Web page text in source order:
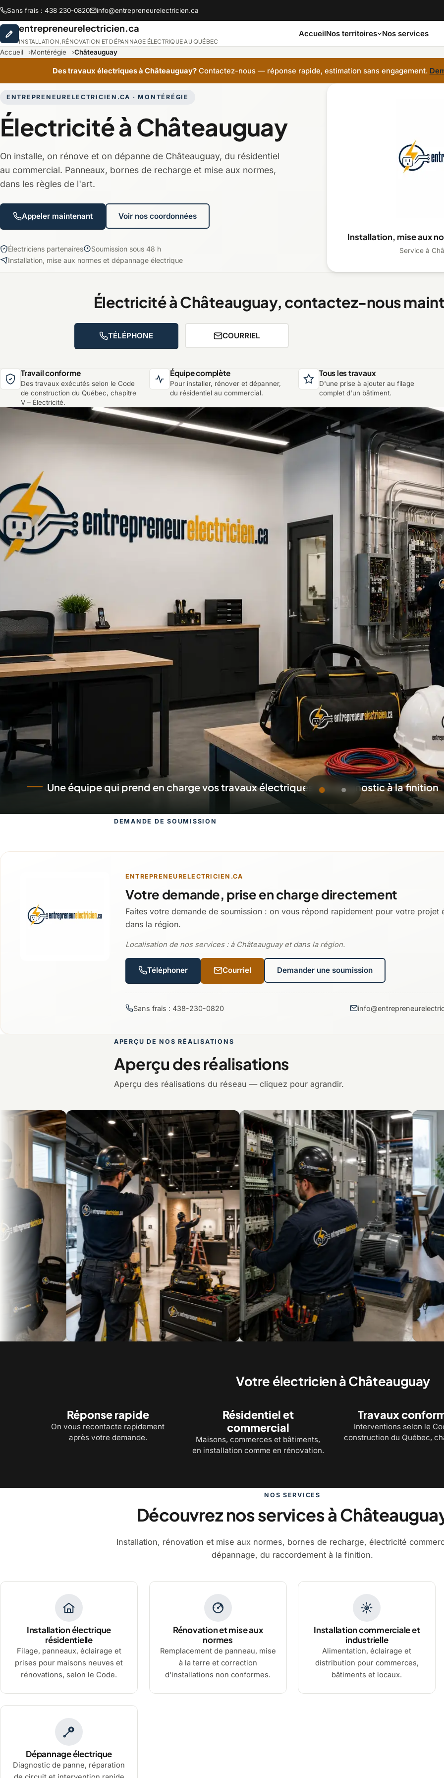
Sans frais : 438 230-0820 info@entrepreneurelectricien.ca
entrepreneurelectricien.ca
INSTALLATION, RÉNOVATION ET DÉPANNAGE ÉLECTRIQUE AU QUÉBEC
AccueilNos territoires
Abitibi-Témiscamingue
Chaudière-Appalaches Côte-Nord
Lanaudière Laurentides
Saguenay-Lac-Saint-Jean
Nos services
Accueil Montérégie Châteauguay
Des travaux électriques à Châteauguay?Contactez-nous — réponse rapide, estimation sans engagement.
ENTREPRENEURELECTRICIEN.CA · MONTÉRÉGIE
Électricité à Châteauguay
On installe, on rénove et on dépanne de Châteauguay, du résidentiel
au commercial. Panneaux, bornes de recharge et mise aux normes,
dans les règles de l'art.
Appeler maintenant Voir nos coordonnées
Électriciens partenaires
Soumission sous 48 h
Installation, mise aux normes et dépannage électrique
Installation, mise aux
Service à
Électricité à Châteauguay, contactez-nous
TÉLÉPHONE COURRIEL
Travail conforme
Des travaux exécutés selon le Code
de construction du Québec, chapitre
V – Électricité.
Équipe complète
Pour installer, rénover et dépanner,
du résidentiel au commercial.
Tous les travaux
D'une prise à ajouter au filage
complet d'un bâtiment.
Des électriciens qui se déplacent avec l'équipement nécessaire à l'intervention
DEMANDE DE SOUMISSION
ENTREPRENEURELECTRICIEN.CA
Votre demande, prise en charge directement
Faites votre demande de soumission : on vous répond rapidement pour votre projet
dans la région.
Localisation de nos services : à Châteauguay et dans la région.
Téléphoner Courriel Demander une soumission
Sans frais : 438-230-0820
APERÇU DE NOS RÉALISATIONS
Aperçu des réalisations
Aperçu des réalisations du réseau — cliquez pour agrandir.
Votre électricien à Châteauguay
Réponse rapide
On vous recontacte rapidement
après votre demande.
Résidentiel et
commercial
Maisons, commerces et bâtiments,
en installation comme en rénovation.
Travaux
Interventions selon le
construction du Québec,
NOS SERVICES
Découvrez nos services à
Installation, rénovation et mise aux normes, bornes de recharge, électricité
dépannage, du raccordement à la finition.
Installation électrique
résidentielle
Filage, panneaux, éclairage et
prises pour maisons neuves et
rénovations, selon le Code.
Rénovation et mise aux
normes
Remplacement de panneau, mise
à la terre et correction
d'installations non conformes.
Installation commerciale et
industrielle
Alimentation, éclairage et
distribution pour commerces,
bâtiments et locaux.
Dépannage électrique
Diagnostic de panne, réparation